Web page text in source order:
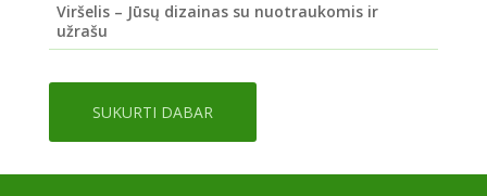
Viršelis – Jūsų dizainas su nuotraukomis ir
užrašu
SUKURTI DABAR